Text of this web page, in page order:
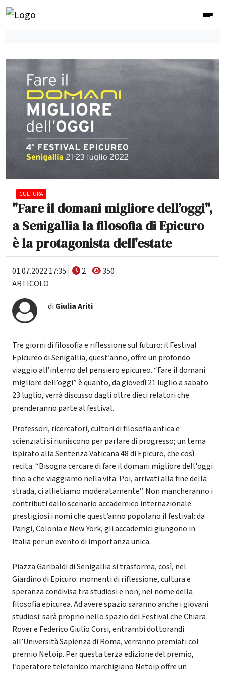
CULTURA
"Fare il domani migliore dell’oggi",
a Senigallia la filosofia di Epicuro
è la protagonista dell'estate
01.07.2022 17:35 2
350
ARTICOLO
di Giulia Ariti
Tre giorni di filosofia e riflessione sul futuro: il Festival
Epicureo di Senigallia, quest’anno, offre un profondo
viaggio all’interno del pensiero epicureo. “Fare il domani
migliore dell’oggi” è quanto, da giovedì 21 luglio a sabato
23 luglio, verrà discusso dagli oltre dieci relatori che
prenderanno parte al festival.
Professori, ricercatori, cultori di filosofia antica e
scienziati si riuniscono per parlare di progresso; un tema
ispirato alla Sentenza Vaticana 48 di Epicuro, che così
recita: “Bisogna cercare di fare il domani migliore dell'oggi
fino a che viaggiamo nella vita. Poi, arrivati alla fine della
strada, ci allietiamo moderatamente”. Non mancheranno i
contributi dallo scenario accademico internazionale:
prestigiosi i nomi che quest’anno popolano il festival: da
Parigi, Colonia e New York, gli accademici giungono in
Italia per un evento di importanza unica.
Piazza Garibaldi di Senigallia si trasforma, così, nel
Giardino di Epicuro: momenti di riflessione, cultura e
speranza condivisa tra studiosi e non, nel nome della
filosofia epicurea. Ad avere spazio saranno anche i giovani
studiosi: sarà proprio nello spazio del Festival che Chiara
Rover e Federico Giulio Corsi, entrambi dottorandi
all’Università Sapienza di Roma, verranno premiati col
premio Netoip. Per questa terza edizione del premio,
l’operatore telefonico marchigiano Netoip offre un